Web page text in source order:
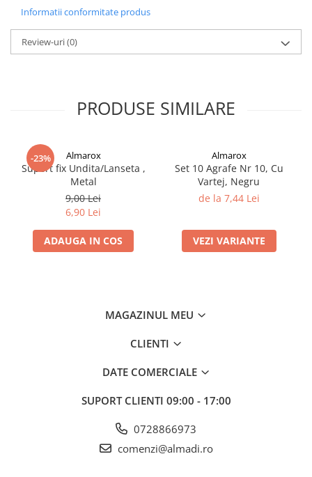
Informatii conformitate produs
Review-uri(0)
PRODUSE SIMILARE
-23% Almarox
Suport fix Undita/Lanseta ,
Metal
9,00 Lei
6,90 Lei
ADAUGA IN COS
Almarox
Set 10 Agrafe Nr 10, Cu
Vartej, Negru
de la 7,44 Lei
VEZI VARIANTE
MAGAZINUL MEU
CLIENTI
DATE COMERCIALE
SUPORT CLIENTI 09:00 - 17:00
0728866973
comenzi@almadi.ro